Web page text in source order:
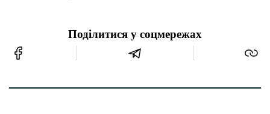
Поділитися у соцмережах